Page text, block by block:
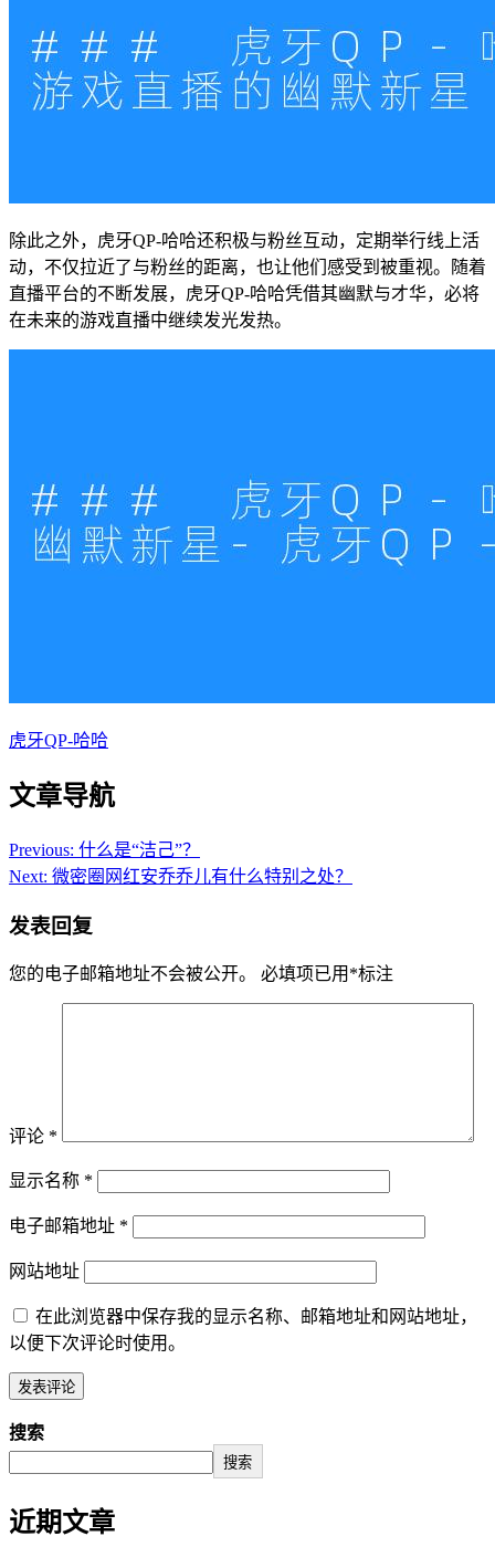
除此之外，虎牙QP-哈哈还积极与粉丝互动，定期举行线上活
动，不仅拉近了与粉丝的距离，也让他们感受到被重视。随着
直播平台的不断发展，虎牙QP-哈哈凭借其幽默与才华，必将
在未来的游戏直播中继续发光发热。
虎牙QP-哈哈
文章导航
Previous: 什么是“洁己”？
Next: 微密圈网红安乔乔儿有什么特别之处？
发表回复
您的电子邮箱地址不会被公开。 必填项已用 *标注
评论 *
显示名称 *
电子邮箱地址 *
网站地址
在此浏览器中保存我的显示名称、邮箱地址和网站地址，
以便下次评论时使用。
搜索
搜索
近期文章